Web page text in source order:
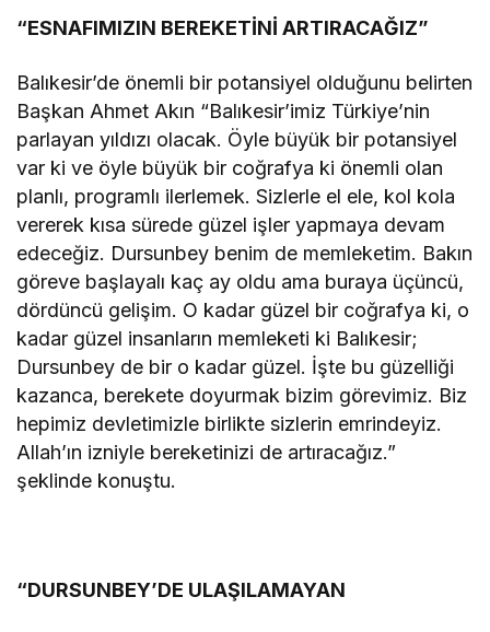
“ESNAFIMIZIN BEREKETİNİ ARTIRACAĞIZ”
Balıkesir’de önemli bir potansiyel olduğunu belirten
Başkan Ahmet Akın “Balıkesir’imiz Türkiye’nin
parlayan yıldızı olacak. Öyle büyük bir potansiyel
var ki ve öyle büyük bir coğrafya ki önemli olan
planlı, programlı ilerlemek. Sizlerle el ele, kol kola
vererek kısa sürede güzel işler yapmaya devam
edeceğiz. Dursunbey benim de memleketim. Bakın
göreve başlayalı kaç ay oldu ama buraya üçüncü,
dördüncü gelişim. O kadar güzel bir coğrafya ki, o
kadar güzel insanların memleketi ki Balıkesir;
Dursunbey de bir o kadar güzel. İşte bu güzelliği
kazanca, berekete doyurmak bizim görevimiz. Biz
hepimiz devletimizle birlikte sizlerin emrindeyiz.
Allah’ın izniyle bereketinizi de artıracağız.”
şeklinde konuştu.
“DURSUNBEY’DE ULAŞILAMAYAN